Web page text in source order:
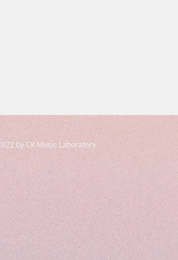
by CK Music Laboratory